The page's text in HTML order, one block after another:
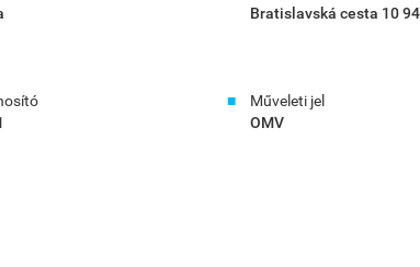
Bratislavská cesta 10
Műveleti jel
OMV